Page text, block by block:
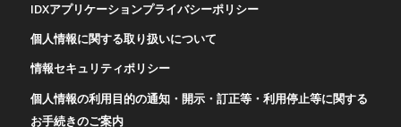
IDXアプリケーションプライバシーポリシー
個人情報に関する取り扱いについて
情報セキュリティポリシー
個人情報の利用目的の通知・開示・訂正等・利用停止等に関する
お手続きのご案内